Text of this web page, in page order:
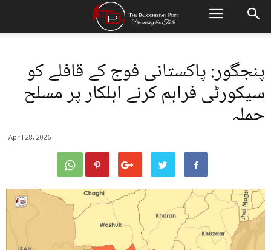
پنجگور: پاکستانی فوج کے قافلے کو
سیکورٹی فراہم کرنے اہلکار پر مسلح
حملہ
April 28, 2026